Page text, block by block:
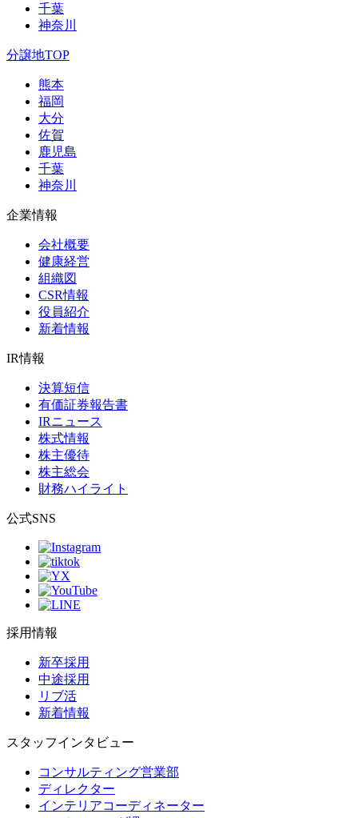
千葉
神奈川
分譲地TOP
熊本
福岡
大分
佐賀
鹿児島
千葉
神奈川
企業情報
会社概要
健康経営
組織図
CSR情報
役員紹介
新着情報
IR情報
決算短信
有価証券報告書
IRニュース
株式情報
株主優待
株主総会
財務ハイライト
公式SNS
採用情報
新卒採用
中途採用
リブ活
新着情報
スタッフインタビュー
コンサルティング営業部
ディレクター
インテリアコーディネーター